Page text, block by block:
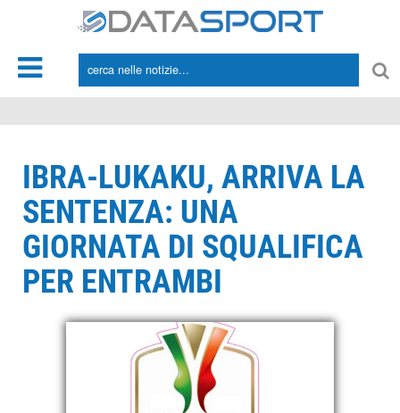
IBRA-LUKAKU, ARRIVA LA
SENTENZA: UNA
GIORNATA DI SQUALIFICA
PER ENTRAMBI